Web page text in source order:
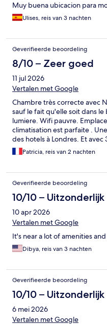
Muy buena ubicacion para
Ulises, reis van 3 nachten
Geverifieerde beoordeling
8/10 – Zeer goed
11 jul 2026
Vertalen met Google
Chambre très correcte avec
sauf le fait qu'elle soit dans
lumiere. Wifi pauvre.
climatisation est parfaite .
des hotels à Londres. Et avec
Patricia, reis van 2 nachten
Geverifieerde beoordeling
10/10 – Uitzonderlijk
10 apr 2026
Vertalen met Google
It's near a lot of amenities
Dibya, reis van 3 nachten
Geverifieerde beoordeling
10/10 – Uitzonderlijk
6 mei 2026
Vertalen met Google